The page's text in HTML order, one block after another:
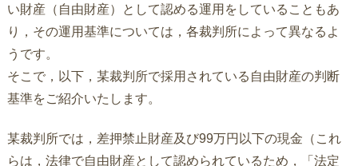
い財産（自由財産）として認める運用をしていることもあ
り，その運用基準については，各裁判所によって異なるよ
うです。
そこで，以下，某裁判所で採用されている自由財産の判断
基準をご紹介いたします。
某裁判所では，差押禁止財産及び99万円以下の現金（これ
らは，法律で自由財産として認められているため，「法定